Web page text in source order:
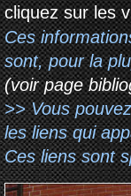
cliquez sur les
Ces
sont, pour la
(voir page
>> Vous
les liens qui
Ces liens sont